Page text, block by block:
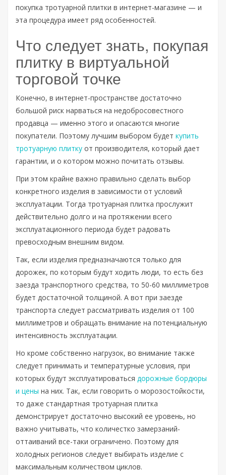
покупка тротуарной плитки в интернет-магазине — и
эта процедура имеет ряд особенностей.
Что следует знать, покупая
плитку в виртуальной
торговой точке
Конечно, в интернет-пространстве достаточно
большой риск нарваться на недобросовестного
продавца — именно этого и опасаются многие
покупатели. Поэтому лучшим выбором будет купить
тротуарную плитку от производителя, который дает
гарантии, и о котором можно почитать отзывы.
При этом крайне важно правильно сделать выбор
конкретного изделия в зависимости от условий
эксплуатации. Тогда тротуарная плитка прослужит
действительно долго и на протяжении всего
эксплуатационного периода будет радовать
превосходным внешним видом.
Так, если изделия предназначаются только для
дорожек, по которым будут ходить люди, то есть без
заезда транспортного средства, то 50-60 миллиметров
будет достаточной толщиной. А вот при заезде
транспорта следует рассматривать изделия от 100
миллиметров и обращать внимание на потенциальную
интенсивность эксплуатации.
Но кроме собственно нагрузок, во внимание также
следует принимать и температурные условия, при
которых будут эксплуатироваться дорожные бордюры
и цены на них. Так, если говорить о морозостойкости,
то даже стандартная тротуарная плитка
демонстрирует достаточно высокий ее уровень, но
важно учитывать, что количестко замерзаний-
оттаиваний все-таки ограничено. Поэтому для
холодных регионов следует выбирать изделие с
максимальным количеством циклов.